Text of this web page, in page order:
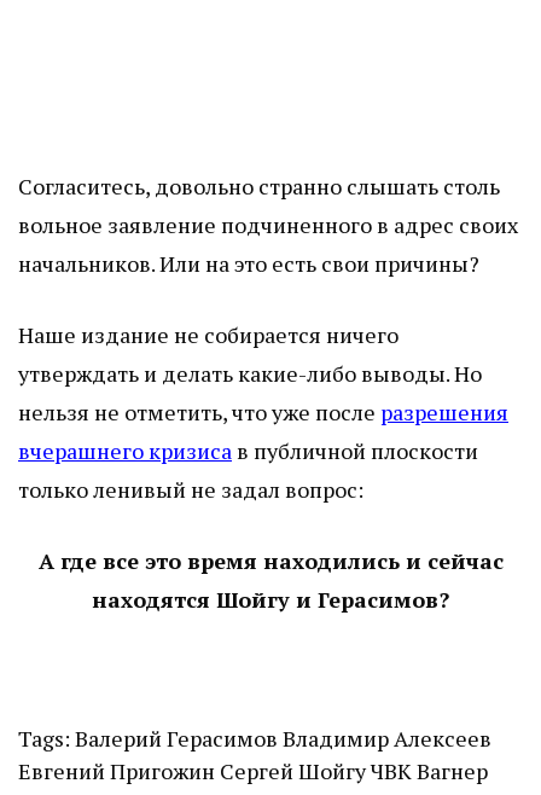
Согласитесь, довольно странно слышать столь
вольное заявление подчиненного в адрес своих
начальников. Или на это есть свои причины?
Наше издание не собирается ничего
утверждать и делать какие-либо выводы. Но
нельзя не отметить, что уже после разрешения
вчерашнего кризисав публичной плоскости
только ленивый не задал вопрос:
А где все это время находились и сейчас
находятся Шойгу и Герасимов?
Tags: Валерий Герасимов Владимир Алексеев
Евгений Пригожин Сергей ШойгуЧВК Вагнер